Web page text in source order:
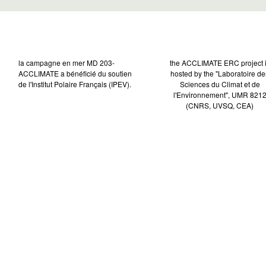
la campagne en mer MD 203-
ACCLIMATE a bénéficié du soutien
de l'Institut Polaire Français (IPEV).
the ACCLIMATE ERC project
hosted by the "Laboratoire
Sciences du Climat et de
l'Environnement", UMR 8212
(CNRS, UVSQ, CEA)